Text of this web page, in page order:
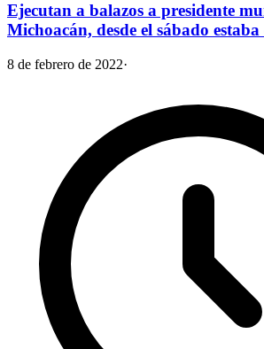
Ejecutan a balazos a presidente
Michoacán, desde el sábado
8 de febrero de 2022·